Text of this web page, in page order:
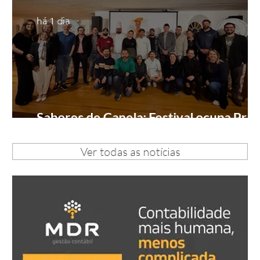
Sabores de Canela: Festival ocupa Praça
há 1 dia
Ver todas as notícias